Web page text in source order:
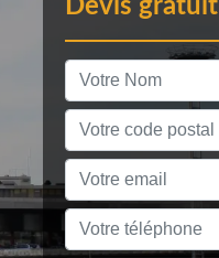
Devis gratuit